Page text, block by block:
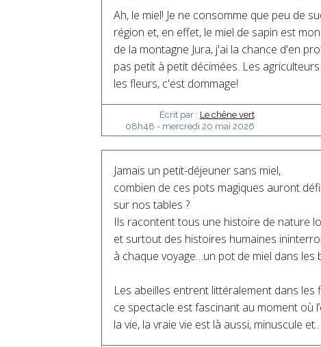
Ah, le miel! Je ne consomme que peu de
région et, en effet, le miel de sapin est
de la montagne Jura, j'ai la chance d'en
pas petit à petit décimées. Les
les fleurs, c'est dommage!
Écrit par : Le chêne vert
08h48 - mercredi 20 mai 2026
Jamais un petit-déjeuner sans miel,
combien de ces pots magiques auront
sur nos tables ?
Ils racontent tous une histoire de nature
et surtout des histoires humaines
à chaque voyage…un pot de miel dans les
Les abeilles entrent littéralement dans les
ce spectacle est fascinant au moment où
la vie, la vraie vie est là aussi, minuscule